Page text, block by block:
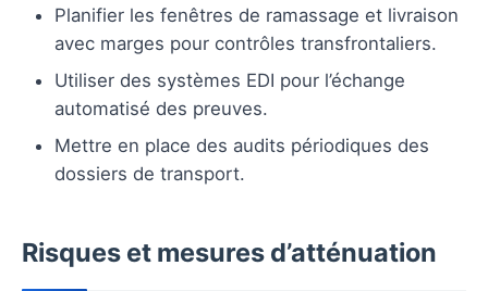
Planifier les fenêtres de ramassage et livraison
avec marges pour contrôles transfrontaliers.
Utiliser des systèmes EDI pour l’échange
automatisé des preuves.
Mettre en place des audits périodiques des
dossiers de transport.
Risques et mesures d’atténuation